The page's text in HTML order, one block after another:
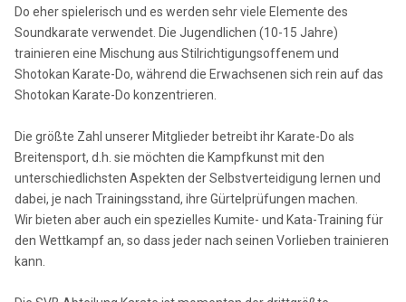
Do eher spielerisch und es werden sehr viele Elemente des
Soundkarate verwendet. Die Jugendlichen (10-15 Jahre)
trainieren eine Mischung aus Stilrichtigungsoffenem und
Shotokan Karate-Do, während die Erwachsenen sich rein auf das
Shotokan Karate-Do konzentrieren.
Die größte Zahl unserer Mitglieder betreibt ihr Karate-Do als
Breitensport, d.h. sie möchten die Kampfkunst mit den
unterschiedlichsten Aspekten der Selbstverteidigung lernen und
dabei, je nach Trainingsstand, ihre Gürtelprüfungen machen.
Wir bieten aber auch ein spezielles Kumite- und Kata-Training für
den Wettkampf an, so dass jeder nach seinen Vorlieben trainieren
kann.